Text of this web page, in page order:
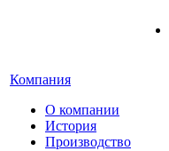
Компания
О компании
История
Производство